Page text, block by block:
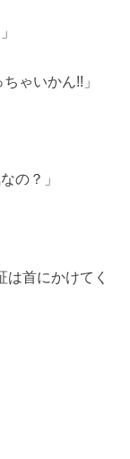
ゃいかん!!」
の？」
は首にかけてく